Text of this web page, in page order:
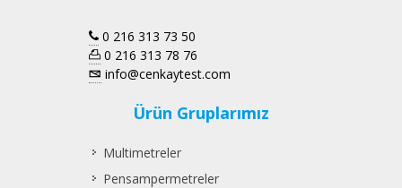
0 216 313 73 50
0 216 313 78 76
info@cenkaytest.com
Ürün Gruplarımız
Multimetreler
Pensampermetreler